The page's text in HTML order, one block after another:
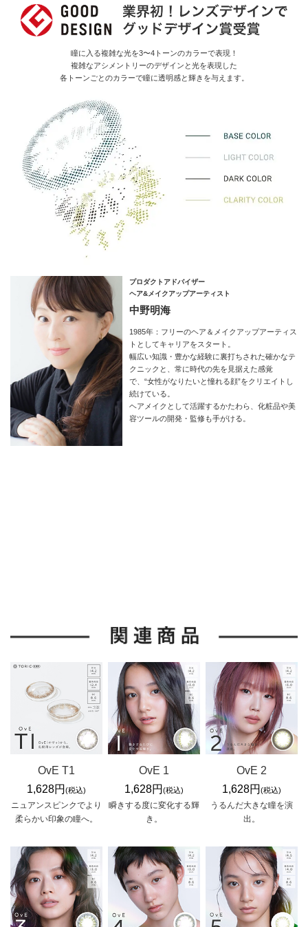
瞳に入る複雑な光を3〜4トーンのカラーで表現！
複雑なアシメントリーのデザインと光を表現した
各トーンごとのカラーで瞳に透明感と輝きを与えます。
プロダクトアドバイザー
ヘア&メイクアップアーティスト
中野明海
1985年：フリーのヘア＆メイクアップアーティス
トとしてキャリアをスタート。
幅広い知識・豊かな経験に裏打ちされた確かなテ
クニックと、常に時代の先を見据えた感覚
で、“女性がなりたいと憧れる顔”をクリエイトし
続けている。
ヘアメイクとして活躍するかたわら、化粧品や美
容ツールの開発・監修も手がける。
OvE T1
1,628円 (税込)
ニュアンスピンクでより
柔らかい印象の瞳へ。
OvE 1
1,628円 (税込)
瞬きする度に変化する輝
き。
OvE 2
1,628円(税込)
うるんだ大きな瞳を演
出。